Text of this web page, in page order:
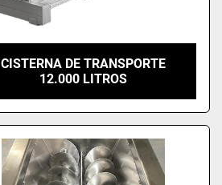
CISTERNA DE TRANSPORTE
12.000 LITROS